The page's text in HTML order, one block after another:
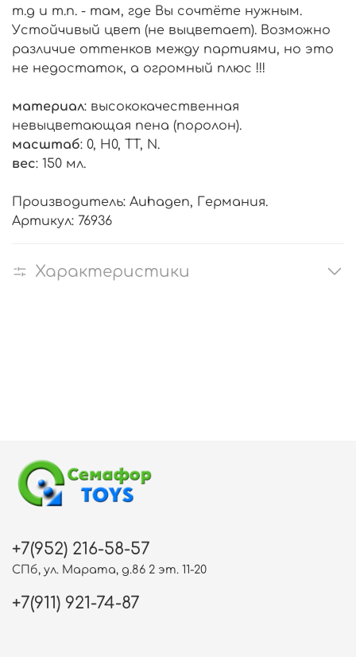
т.д и т.п. - там, где Вы сочтёте нужным.
Устойчивый цвет (не выцветает). Возможно
различие оттенков между партиями, но это
не недостаток, а огромный плюс !!!
материал: высококачественная
невыцветающая пена (поролон).
масштаб: 0, H0, TT, N.
вес: 150 мл.
Производитель: Auhagen, Германия.
Артикул: 76936
Характеристики
+7(952) 216-58-57
СПб, ул. Марата, д.86 2 эт. 11-20
+7(911) 921-74-87